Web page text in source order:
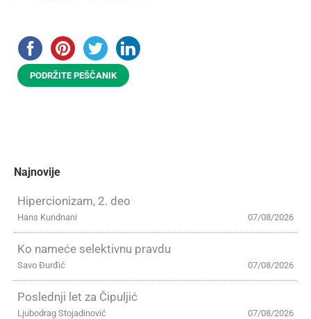
PODRŽITE PEŠČANIK
Najnovije
Hipercionizam, 2. deo
07/08/2026
Hans Kundnani
Ko nameće selektivnu pravdu
07/08/2026
Savo Đurđić
Poslednji let za Čipuljić
07/08/2026
Ljubodrag Stojadinović